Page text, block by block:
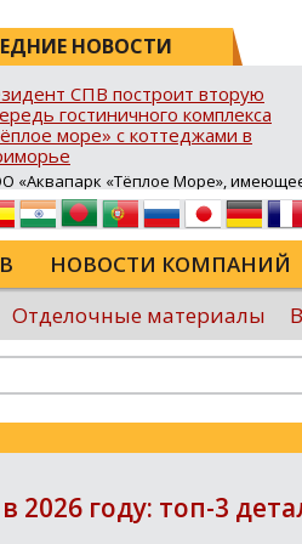
НОВОСТИ
СПВ построит вторую
гостиничного комплекса
море» с коттеджами в
«Аквапарк «Тёплое Море»,
резидента свободного порта
(СПВ), продолжает развитие
инфраструктуры в
Приморского края. В посёлке
на юго‑восточном побережье
Брюса стартовало
второй очереди
«Тёплое море». В рамках
процедура свободной
(СТЗ), позволяющая ...
НОВОСТИ КОМПАНИЙ
Отделочные материалы
Еще
2026 году: топ-3